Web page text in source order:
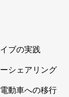
ブの実践
シェアリング
動車への移行